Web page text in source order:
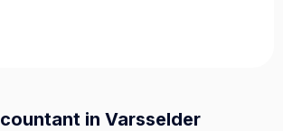
in Varsselder